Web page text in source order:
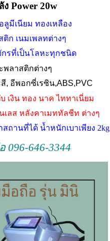
Power 20w
ลูมีเนียม ทองเหลือง
ก เนมเพลทต่างๆ
กรที่เป็นโลหะทุกชนิด
พลาสติกต่างๆ
, อีพอกซี่เรซิน,ABS,PVC
เงิน ทอง นาค ไททาเนี่ยม
ลส หลังคาเมททัลชีท ต่างๆ
านที่ได้ น้ำหนักเบาเพียง 2kg
096-646-3344